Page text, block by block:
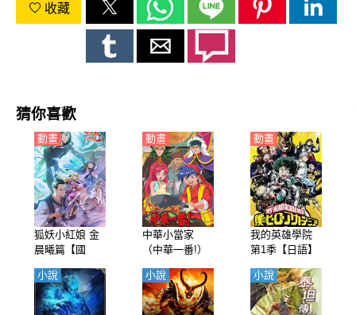
人物，均爲其他大牌超級英雄的未成年助手。1980年，小英雄們
打出了“新少年泰坦”的旗號，隊伍因此而壯大，又增加了鋼骨、星
火 、渡鴉等原創人物。
收藏
猜你喜歡
狐妖小紅娘 金
晨曦篇【國
動畫
中華小當家
（中華一番!）
動畫
我的英雄學院
第1季【日語】
動畫
小說 小說 小說